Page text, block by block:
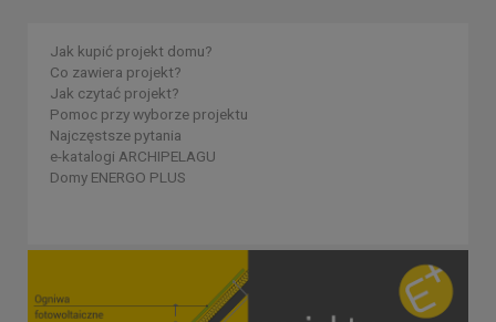
Jak kupić projekt domu?
Co zawiera projekt?
Jak czytać projekt?
Pomoc przy wyborze projektu
Najczęstsze pytania
e-katalogi ARCHIPELAGU
Domy ENERGO PLUS